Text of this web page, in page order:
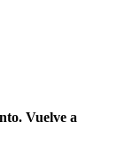
Vuelve a